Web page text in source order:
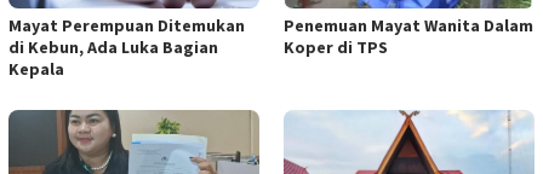
Mayat Perempuan Ditemukan
di Kebun, Ada Luka Bagian
Kepala
Penemuan Mayat Wanita Dalam
Koper di TPS